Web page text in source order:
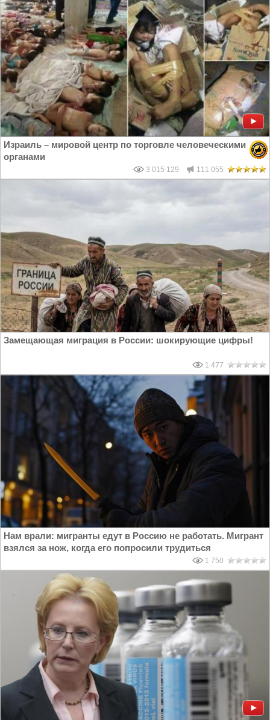
Израиль – мировой центр по торговле человеческими
органами
3 015 129 111 055
Замещающая миграция в России: шокирующие цифры!
1 477
Нам врали: мигранты едут в Россию не работать. Мигрант
взялся за нож, когда его попросили трудиться
1 750